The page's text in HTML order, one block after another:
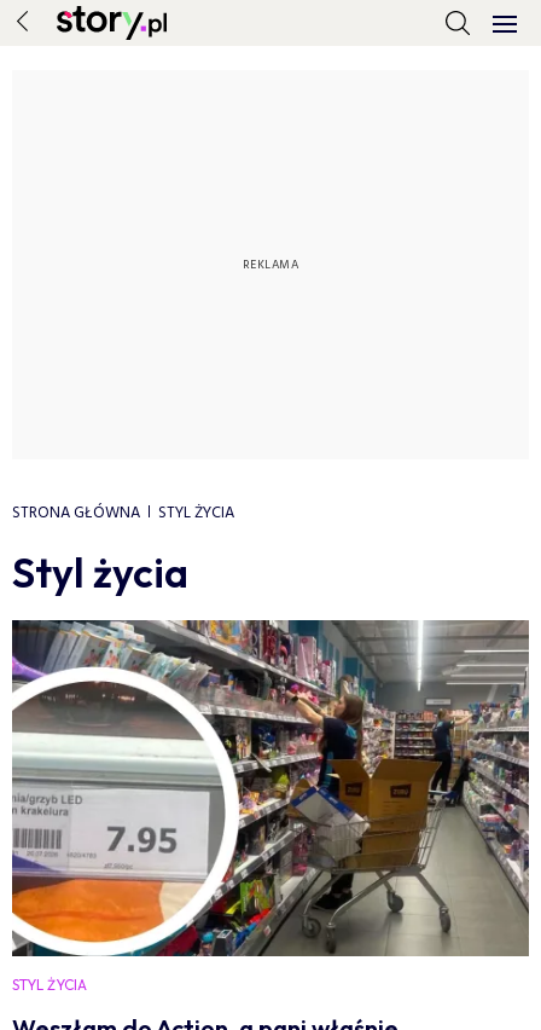
STRONA GŁÓWNA STYL ŻYCIA
Styl życia
STYL ŻYCIA